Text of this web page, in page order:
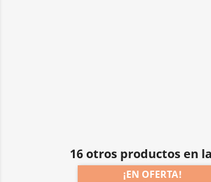
16 otros productos en
¡EN OFERTA!